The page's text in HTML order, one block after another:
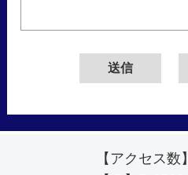
【アクセス数】